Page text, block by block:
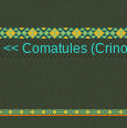
<< Comatules